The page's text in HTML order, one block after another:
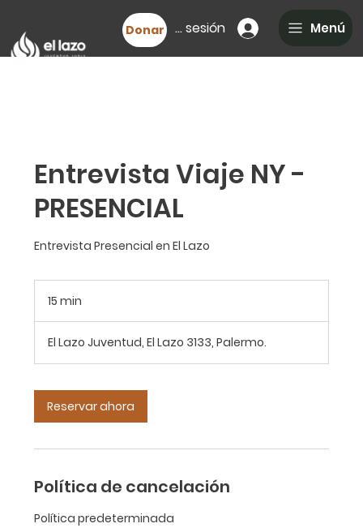
Iniciar sesión Menú
Donar
Entrevista Viaje NY -
PRESENCIAL
Entrevista Presencial en El Lazo
15 min
m
i
El Lazo Juventud, El Lazo 3133, Palermo.
Reservar ahora
Política de cancelación
Política predeterminada